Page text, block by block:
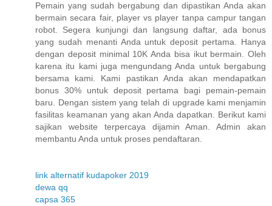
Pemain yang sudah bergabung dan dipastikan Anda akan
bermain secara fair, player vs player tanpa campur tangan
robot. Segera kunjungi dan langsung daftar, ada bonus
yang sudah menanti Anda untuk deposit pertama. Hanya
dengan deposit minimal 10K Anda bisa ikut bermain. Oleh
karena itu kami juga mengundang Anda untuk bergabung
bersama kami. Kami pastikan Anda akan mendapatkan
bonus 30% untuk deposit pertama bagi pemain-pemain
baru. Dengan sistem yang telah di upgrade kami menjamin
fasilitas keamanan yang akan Anda dapatkan. Berikut kami
sajikan website terpercaya dijamin Aman. Admin akan
membantu Anda untuk proses pendaftaran.
link alternatif kudapoker 2019
dewa qq
capsa 365